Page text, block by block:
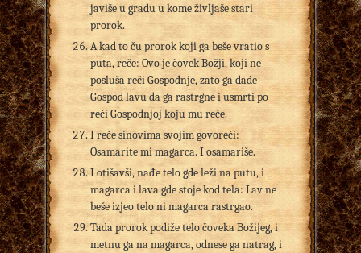
javiše u gradu u kome življaše stari
prorok.
A kad to ču prorok koji ga beše vratio s
puta, reče: Ovo je čovek Božji, koji ne
posluša reči Gospodnje, zato ga dade
Gospod lavu da ga rastrgne i usmrti po
reči Gospodnjoj koju mu reče.
I reče sinovima svojim govoreći:
Osamarite mi magarca. I osamariše.
I otišavši, nađe telo gde leži na putu, i
magarca i lava gde stoje kod tela: Lav ne
beše izjeo telo ni magarca rastrgao.
Tada prorok podiže telo čoveka Božijeg, i
metnu ga na magarca, odnese ga natrag, i